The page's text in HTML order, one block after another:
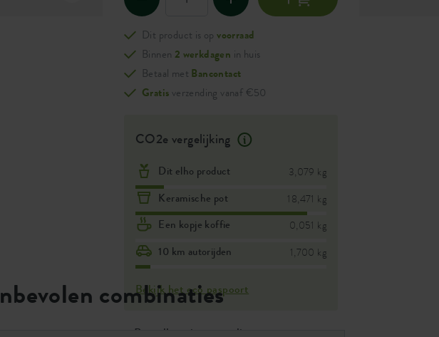
Dit product is opvoorraad
Binnen 2 werkdagen in huis
Betaal met Bancontact
Gratis verzending vanaf €50
CO2e vergelijking
Dit elho product 3,079 kg
Keramische pot 18,471 kg
Een kopje koffie 0,051 kg
10 km autorijden 1,700 kg
Bekijk het eco paspoort
Bestellen via een online partner
combinaties